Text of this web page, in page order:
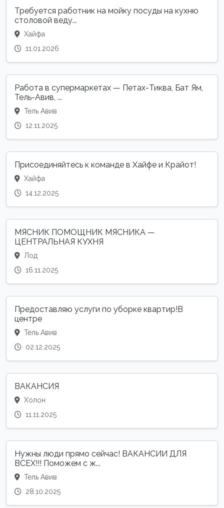
Требуется работник на мойку посуды на кухню
столовой веду...
Хайфа
11.01.2026
Работа в супермаркетах — Петах-Тиква, Бат Ям,
Тель-Авив, ...
Тель Авив
12.11.2025
Присоединяйтесь к команде в Хайфе и Крайот!
Хайфа
14.12.2025
МЯСНИК ПОМОЩНИК МЯСНИКА —
ЦЕНТРАЛЬНАЯ КУХНЯ
Лод
16.11.2025
Предоставляю услуги по уборке квартир!В
центре
Тель Авив
02.12.2025
ВАКАНСИЯ
Холон
11.11.2025
Нужны люди прямо сейчас! ВАКАНСИИ ДЛЯ
ВСЕХ!!! Поможем с ж...
Тель Авив
28.10.2025